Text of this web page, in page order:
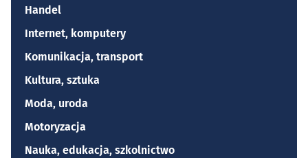
Handel
Internet, komputery
Komunikacja, transport
Kultura, sztuka
Moda, uroda
Motoryzacja
Nauka, edukacja, szkolnictwo